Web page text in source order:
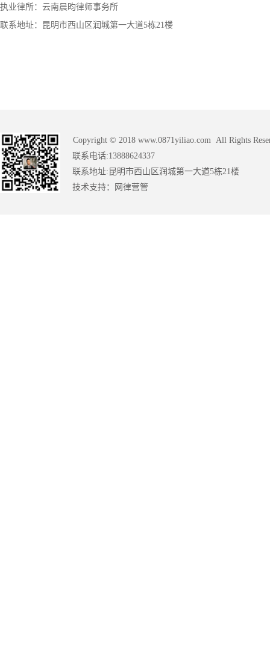
执业律所：云南晨昀律师事务所
联系地址：昆明市西山区润城第一大道5栋21楼
Copyright © 2018 www.0871yiliao.com All Rights
联系电话:13888624337
联系地址:昆明市西山区润城第一大道5栋21楼
技术支持：
网律营管